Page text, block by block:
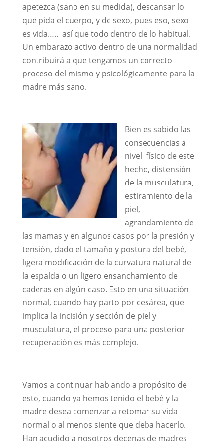
apetezca (sano en su medida), descansar lo
que pida el cuerpo, y de sexo, pues eso, sexo
es vida….. así que todo dentro de lo habitual.
Un embarazo activo dentro de una normalidad
contribuirá a que tengamos un correcto
proceso del mismo y psicológicamente para la
madre más sano.
Bien es sabido las
consecuencias a
nivel físico de este
hecho, distensión
de la musculatura,
estiramiento de la
piel,
agrandamiento de
las mamas y en algunos casos por la presión y
tensión, dado el tamaño y postura del bebé,
ligera modificación de la curvatura natural de
la espalda o un ligero ensanchamiento de
caderas en algún caso. Esto en una situación
normal, cuando hay parto por cesárea, que
implica la incisión y sección de piel y
musculatura, el proceso para una posterior
recuperación es más complejo.
Vamos a continuar hablando a propósito de
esto, cuando ya hemos tenido el bebé y la
madre desea comenzar a retomar su vida
normal o al menos siente que deba hacerlo.
Han acudido a nosotros decenas de madres